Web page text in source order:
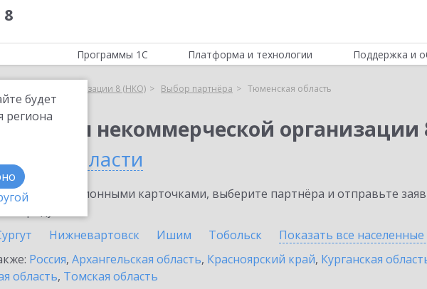
будет
региона
Программы 1С Платформа и технологии Поддержка и
организации 8 (НКО) Выбор партнёра Тюменская область
некоммерческой
области
с информационными карточками, выберите партнёра и отправьте
Нижневартовск Ишим Тобольск Показать все населенные
Россия, Архангельская область, Красноярский край, Курганская
область, Томская область